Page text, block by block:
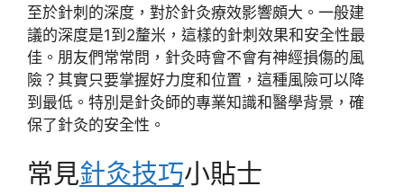
至於針刺的深度，對於針灸療效影響頗大。一般建
議的深度是1到2釐米，這樣的針刺效果和安全性最
佳。朋友們常常問，針灸時會不會有神經損傷的風
險？其實只要掌握好力度和位置，這種風險可以降
到最低。特別是針灸師的專業知識和醫學背景，確
保了針灸的安全性。
常見針灸技巧小貼士